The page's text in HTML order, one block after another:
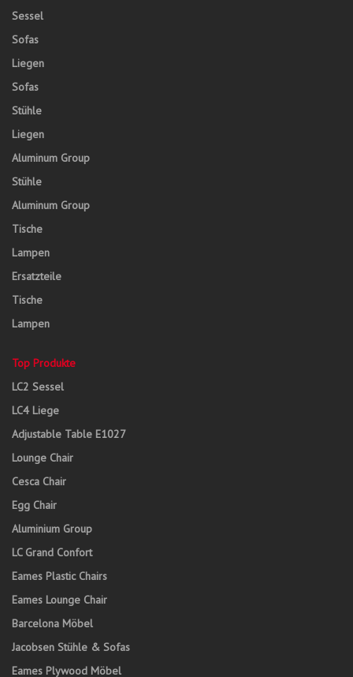
Sessel
Sofas
Liegen
Sofas
Stühle
Liegen
Aluminum Group
Stühle
Aluminum Group
Tische
Lampen
Ersatzteile
Tische
Lampen
Top Produkte
LC2 Sessel
LC4 Liege
Adjustable Table E1027
Lounge Chair
Cesca Chair
Egg Chair
Aluminium Group
LC Grand Confort
Eames Plastic Chairs
Eames Lounge Chair
Barcelona Möbel
Jacobsen Stühle & Sofas
Eames Plywood Möbel